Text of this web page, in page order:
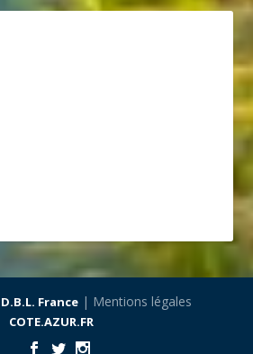
D.B.L. France| Mentions légales
COTE.AZUR.FR